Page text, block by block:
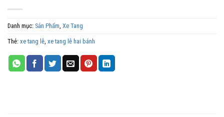
Danh mục: Sản Phẩm Xe Tang
Thẻ: xe tang lễ xe tang lễ hai bánh